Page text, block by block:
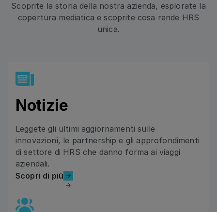
Scoprite la storia della nostra azienda, esplorate la
copertura mediatica e scoprite cosa rende HRS
unica.
Notizie
Leggete gli ultimi aggiornamenti sulle
innovazioni, le partnership e gli approfondimenti
di settore di HRS che danno forma ai viaggi
aziendali.
Scopri di più
Scopri di più
Scopri di più